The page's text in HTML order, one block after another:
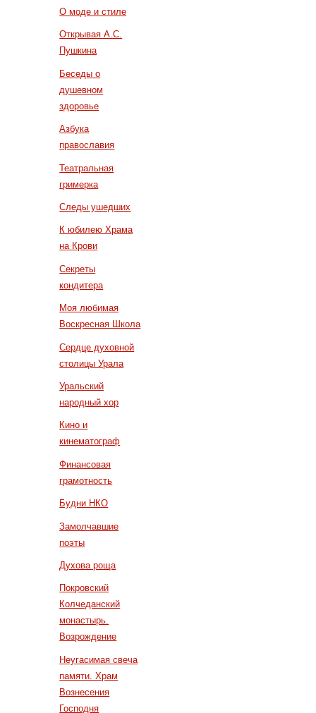
О моде и стиле
Открывая А.С.
Пушкина
Беседы о
душевном
здоровье
Азбука
православия
Театральная
гримерка
Следы ушедших
К юбилею Храма
на Крови
Секреты
кондитера
Моя любимая
Воскресная Школа
Сердце духовной
столицы Урала
Уральский
народный хор
Кино и
кинематограф
Финансовая
грамотность
Будни НКО
Замолчавшие
поэты
Духова роща
Покровский
Колчеданский
монастырь.
Возрождение
Неугасимая свеча
памяти. Храм
Вознесения
Господня